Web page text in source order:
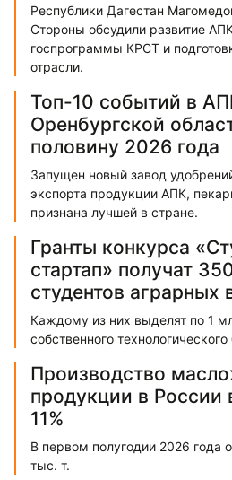
Республики Дагестан
Стороны обсудили развитие
госпрограммы КРСТ и
отрасли.
Топ-10 событий в
Оренбургской
половину 2026 года
Запущен новый завод
экспорта продукции АПК,
признана лучшей в стране.
Гранты конкурса
стартап» получат
студентов аграрных
Каждому из них выделят по 1
собственного технологического
Производство
продукции в России
11%
В первом полугодии 2026 года
тыс. т.